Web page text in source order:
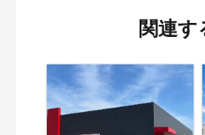
関連す